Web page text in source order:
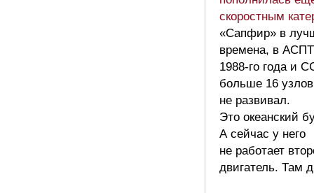
скоростным
«Сапфир» в
времена, в
1988-го года и
больше 16 узлов
не развивал.
Это океанский
А сейчас у него
не работает
двигатель. Там